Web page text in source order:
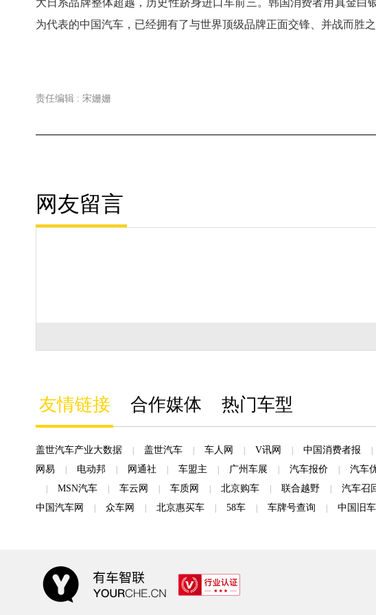
为代表的中国汽车，已经拥有了与世界顶级品牌正面交锋、并战而胜之
责任编辑 : 宋姗姗
网友留言
友情链接 合作媒体 热门车型
盖世汽车产业大数据 | 盖世汽车 | 车人网 | V讯网 | 中国消费者报 |
网易
| 电动邦 | 网通社 | 车盟主 | 广州车展 | 汽车报价 | 汽车
| MSN汽车 | 车云网 | 车质网 | 北京购车 | 联合越野 | 汽车召
中国汽车网
| 众车网 | 北京惠买车 | 58车 | 车牌号查询 | 中国旧车